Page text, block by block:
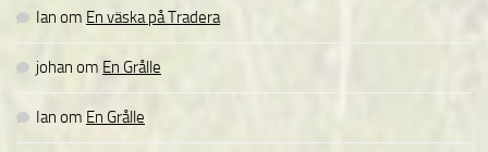
Ian om En väska på Tradera
johan om En Grålle
Ian om En Grålle